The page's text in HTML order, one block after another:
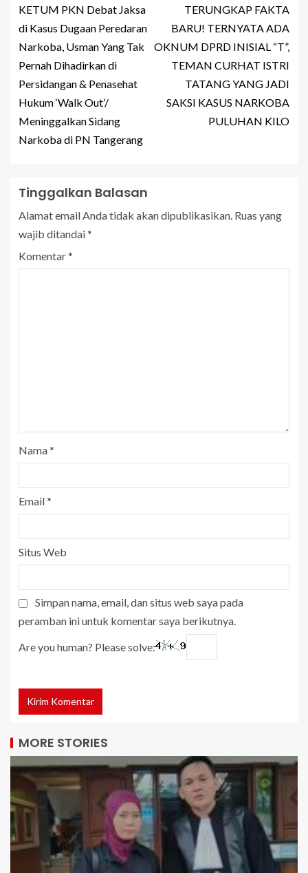
KETUM PKN Debat Jaksa
di Kasus Dugaan Peredaran
Narkoba, Usman Yang Tak
Pernah Dihadirkan di
Persidangan & Penasehat
Hukum ‘Walk Out’/
Meninggalkan Sidang
Narkoba di PN Tangerang
TERUNGKAP FAKTA
BARU! TERNYATA ADA
OKNUM DPRD INISIAL “T”,
TEMAN CURHAT ISTRI
TATANG YANG JADI
SAKSI KASUS NARKOBA
PULUHAN KILO
Tinggalkan Balasan
Alamat email Anda tidak akan dipublikasikan. Ruas yang
wajib ditandai*
Komentar*
Nama*
Email*
Situs Web
Simpan nama, email, dan situs web saya pada
peramban ini untuk komentar saya berikutnya.
Are you human? Please solve:
MORE STORIES